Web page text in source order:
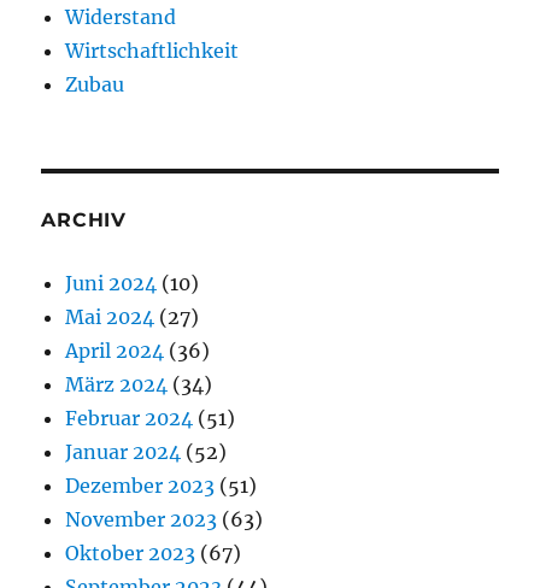
Widerstand
Wirtschaftlichkeit
Zubau
ARCHIV
Juni 2024 (10)
Mai 2024 (27)
April 2024 (36)
März 2024 (34)
Februar 2024 (51)
Januar 2024 (52)
Dezember 2023 (51)
November 2023 (63)
Oktober 2023 (67)